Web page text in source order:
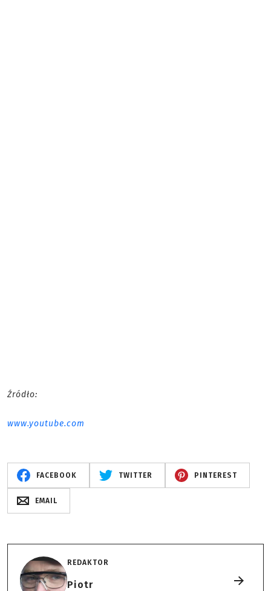
Źródło:
www.youtube.com
FACEBOOK TWITTER PINTEREST
EMAIL
REDAKTOR
Piotr